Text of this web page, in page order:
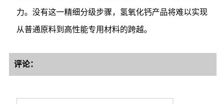
力。没有这一精细分级步骤，氢氧化钙产品将难以实现
从普通原料到高性能专用材料的跨越。
评论：